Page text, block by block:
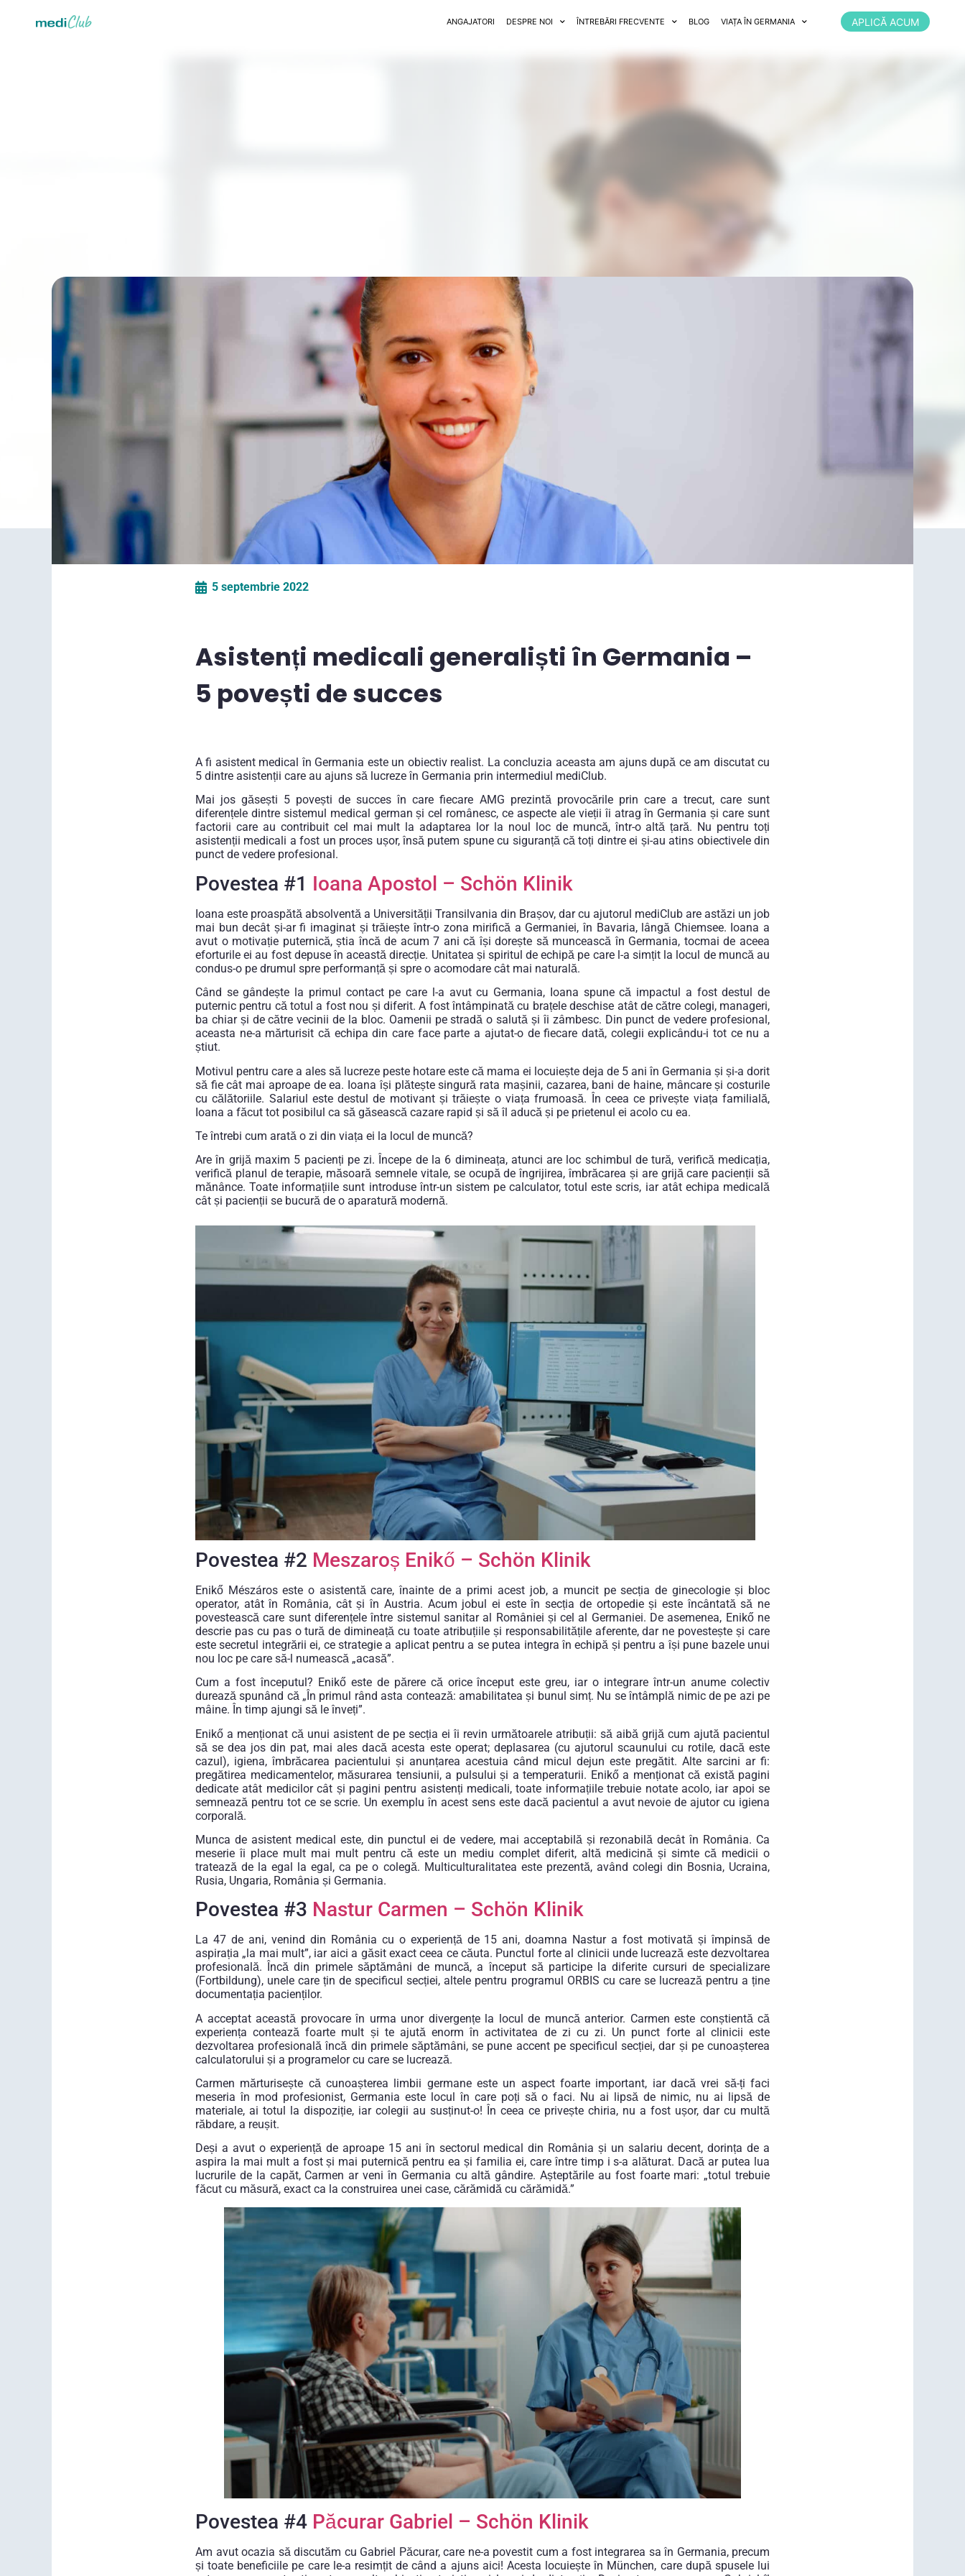
ANGAJATORI DESPRE NOI ÎNTREBĂRI FRECVENTE BLOG VIAȚA ÎN GERMANIA APLICĂ ACUM
5 septembrie 2022
Asistenți medicali generaliști în Germania –
5 povești de succes
A fi asistent medical în Germania este un obiectiv realist. La concluzia aceasta am ajuns după ce am discutat cu
5 dintre asistenții care au ajuns să lucreze în Germania prin intermediul mediClub.
Mai jos găsești 5 povești de succes în care fiecare AMG prezintă provocările prin care a trecut, care sunt
diferențele dintre sistemul medical german și cel românesc, ce aspecte ale vieții îi atrag în Germania și care sunt
factorii care au contribuit cel mai mult la adaptarea lor la noul loc de muncă, într-o altă țară. Nu pentru toți
asistenții medicali a fost un proces ușor, însă putem spune cu siguranță că toți dintre ei și-au atins obiectivele din
punct de vedere profesional.
Povestea #1 Ioana Apostol – Schön Klinik
Ioana este proaspătă absolventă a Universității Transilvania din Brașov, dar cu ajutorul mediClub are astăzi un job
mai bun decât și-ar fi imaginat și trăiește într-o zona mirifică a Germaniei, în Bavaria, lângă Chiemsee. Ioana a
avut o motivație puternică, știa încă de acum 7 ani că își dorește să muncească în Germania, tocmai de aceea
eforturile ei au fost depuse în această direcție. Unitatea și spiritul de echipă pe care l-a simțit la locul de muncă au
condus-o pe drumul spre performanță și spre o acomodare cât mai naturală.
Când se gândește la primul contact pe care l-a avut cu Germania, Ioana spune că impactul a fost destul de
puternic pentru că totul a fost nou și diferit. A fost întâmpinată cu brațele deschise atât de către colegi, manageri,
ba chiar și de către vecinii de la bloc. Oamenii pe stradă o salută și îi zâmbesc. Din punct de vedere profesional,
aceasta ne-a mărturisit că echipa din care face parte a ajutat-o de fiecare dată, colegii explicându-i tot ce nu a
știut.
Motivul pentru care a ales să lucreze peste hotare este că mama ei locuiește deja de 5 ani în Germania și și-a dorit
să fie cât mai aproape de ea. Ioana își plătește singură rata mașinii, cazarea, bani de haine, mâncare și costurile
cu călătoriile. Salariul este destul de motivant și trăiește o viața frumoasă. În ceea ce privește viața familială,
Ioana a făcut tot posibilul ca să găsească cazare rapid și să îl aducă și pe prietenul ei acolo cu ea.
Te întrebi cum arată o zi din viața ei la locul de muncă?
Are în grijă maxim 5 pacienți pe zi. Începe de la 6 dimineața, atunci are loc schimbul de tură, verifică medicația,
verifică planul de terapie, măsoară semnele vitale, se ocupă de îngrijirea, îmbrăcarea și are grijă care pacienții să
mănânce. Toate informațiile sunt introduse într-un sistem pe calculator, totul este scris, iar atât echipa medicală
cât și pacienții se bucură de o aparatură modernă.
Povestea #2 Meszaroș Enikő – Schön Klinik
Enikő Mészáros este o asistentă care, înainte de a primi acest job, a muncit pe secția de ginecologie și bloc
operator, atât în România, cât și în Austria. Acum jobul ei este în secția de ortopedie și este încântată să ne
povestească care sunt diferențele între sistemul sanitar al României și cel al Germaniei. De asemenea, Enikő ne
descrie pas cu pas o tură de dimineață cu toate atribuțiile și responsabilitățile aferente, dar ne povestește și care
este secretul integrării ei, ce strategie a aplicat pentru a se putea integra în echipă și pentru a își pune bazele unui
nou loc pe care să-l numească „acasă”.
Cum a fost începutul? Enikő este de părere că orice început este greu, iar o integrare într-un anume colectiv
durează spunând că „În primul rând asta contează: amabilitatea și bunul simț. Nu se întâmplă nimic de pe azi pe
mâine. În timp ajungi să le înveți”.
Enikő a menționat că unui asistent de pe secția ei îi revin următoarele atribuții: să aibă grijă cum ajută pacientul
să se dea jos din pat, mai ales dacă acesta este operat; deplasarea (cu ajutorul scaunului cu rotile, dacă este
cazul), igiena, îmbrăcarea pacientului și anunțarea acestuia când micul dejun este pregătit. Alte sarcini ar fi:
pregătirea medicamentelor, măsurarea tensiunii, a pulsului și a temperaturii. Enikő a menționat că există pagini
dedicate atât medicilor cât și pagini pentru asistenți medicali, toate informațiile trebuie notate acolo, iar apoi se
semnează pentru tot ce se scrie. Un exemplu în acest sens este dacă pacientul a avut nevoie de ajutor cu igiena
corporală.
Munca de asistent medical este, din punctul ei de vedere, mai acceptabilă și rezonabilă decât în România. Ca
meserie îi place mult mai mult pentru că este un mediu complet diferit, altă medicină și simte că medicii o
tratează de la egal la egal, ca pe o colegă. Multiculturalitatea este prezentă, având colegi din Bosnia, Ucraina,
Rusia, Ungaria, România și Germania.
Povestea #3 Nastur Carmen – Schön Klinik
La 47 de ani, venind din România cu o experiență de 15 ani, doamna Nastur a fost motivată și împinsă de
aspirația „la mai mult”, iar aici a găsit exact ceea ce căuta. Punctul forte al clinicii unde lucrează este dezvoltarea
profesională. Încă din primele săptămâni de muncă, a început să participe la diferite cursuri de specializare
(Fortbildung), unele care țin de specificul secției, altele pentru programul ORBIS cu care se lucrează pentru a ține
documentația pacienților.
A acceptat această provocare în urma unor divergențe la locul de muncă anterior. Carmen este conștientă că
experiența contează foarte mult și te ajută enorm în activitatea de zi cu zi. Un punct forte al clinicii este
dezvoltarea profesională încă din primele săptămâni, se pune accent pe specificul secției, dar și pe cunoașterea
calculatorului și a programelor cu care se lucrează.
Carmen mărturisește că cunoașterea limbii germane este un aspect foarte important, iar dacă vrei să-ți faci
meseria în mod profesionist, Germania este locul în care poți să o faci. Nu ai lipsă de nimic, nu ai lipsă de
materiale, ai totul la dispoziție, iar colegii au susținut-o! În ceea ce privește chiria, nu a fost ușor, dar cu multă
răbdare, a reușit.
Deși a avut o experiență de aproape 15 ani în sectorul medical din România și un salariu decent, dorința de a
aspira la mai mult a fost și mai puternică pentru ea și familia ei, care între timp i s-a alăturat. Dacă ar putea lua
lucrurile de la capăt, Carmen ar veni în Germania cu altă gândire. Așteptările au fost foarte mari: „totul trebuie
făcut cu măsură, exact ca la construirea unei case, cărămidă cu cărămidă.”
Povestea #4 Păcurar Gabriel – Schön Klinik
Am avut ocazia să discutăm cu Gabriel Păcurar, care ne-a povestit cum a fost integrarea sa în Germania, precum
și toate beneficiile pe care le-a resimțit de când a ajuns aici! Acesta locuiește în München, care după spusele lui